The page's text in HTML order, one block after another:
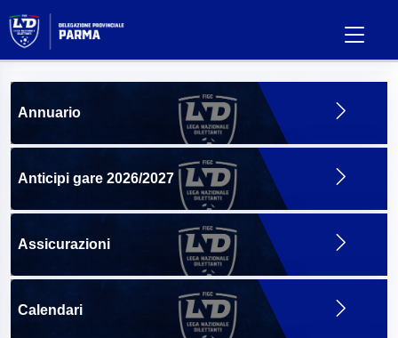
Annuario
Anticipi gare 2026/2027
Assicurazioni
Calendari